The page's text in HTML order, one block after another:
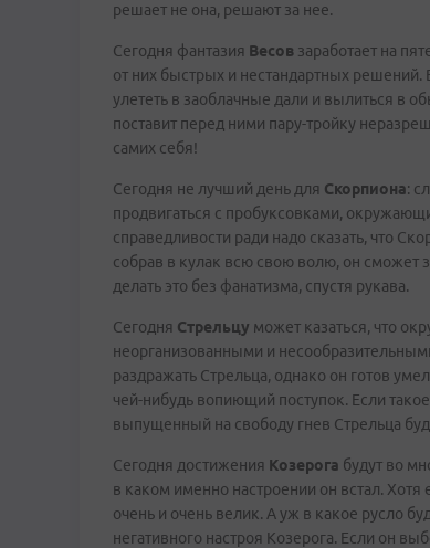
решает не она, решают за нее.
Сегодня фантазия Весов заработает на
от них быстрых и нестандартных решений.
улететь в заоблачные дали и вылиться в
поставит перед ними пару-тройку
самих себя!
Сегодня не лучший день для Скорпиона:
продвигаться с пробуксовками,
справедливости ради надо сказать, что
собрав в кулак всю свою волю, он сможет
делать это без фанатизма, спустя рукава.
Сегодня Стрельцу может казаться, что
неорганизованными и
раздражать Стрельца, однако он готов
чей-нибудь вопиющий поступок. Если
выпущенный на свободу гнев Стрельца
Сегодня достижения Козерога будут во
в каком именно настроении он встал. Хотя
очень и очень велик. А уж в какое русло
негативного настроя Козерога. Если он